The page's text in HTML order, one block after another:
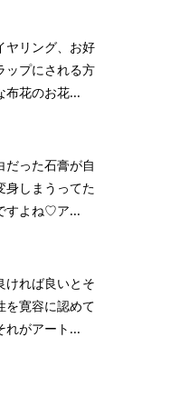
ヤリング、お好
ップにされる方
花のお花...
だった石膏が自
身しまうってた
すよね♡ア...
ければ良いとそ
を寛容に認めて
れがアート...